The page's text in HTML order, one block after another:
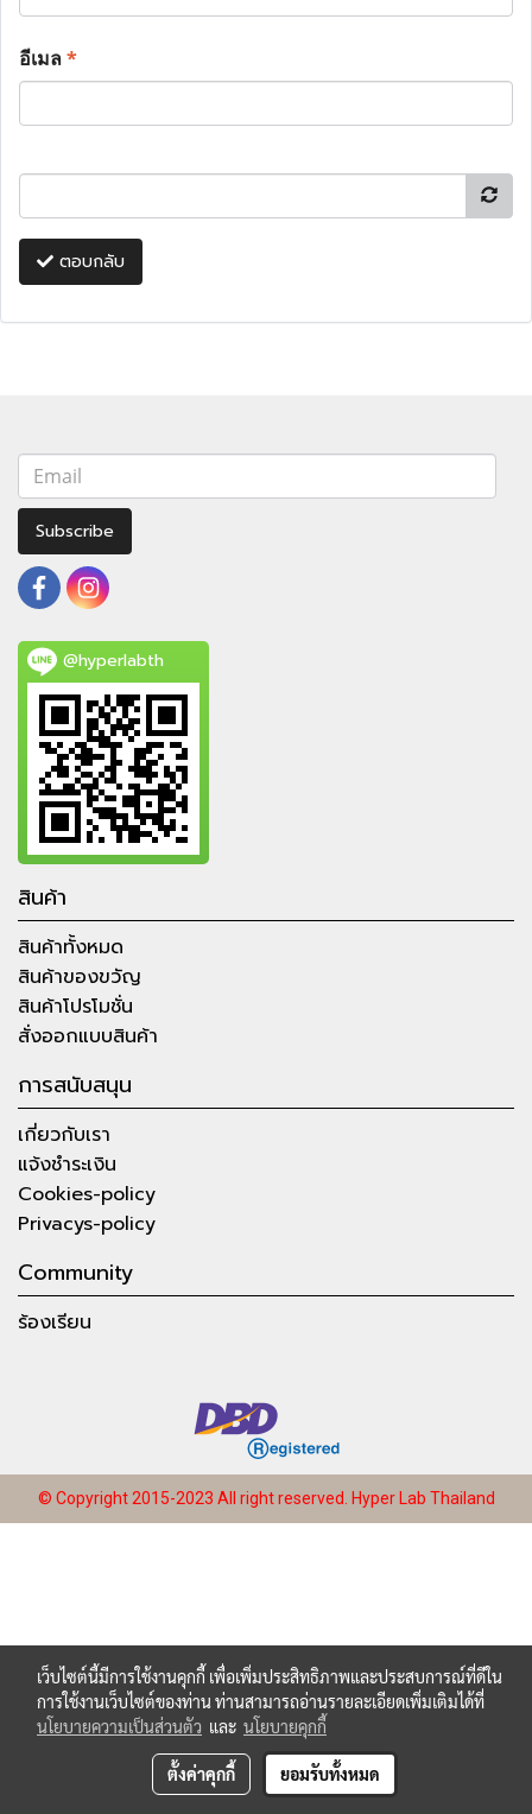
อีเมล*
ตอบกลับ
Subscribe
@hyperlabth
สินค้า
สินค้าทั้งหมด
สินค้าของขวัญ
สินค้าโปรโมชั่น
สั่งออกแบบสินค้า
การสนับสนุน
เกี่ยวกับเรา
แจ้งชำระเงิน
Cookies-policy
Privacys-policy
Community
ร้องเรียน
© Copyright 2015-2023 All right reserved. Hyper Lab Thailand
เว็บไซต์นี้มีการใช้งานคุกกี้ เพื่อเพิ่มประสิทธิภาพและประสบการณ์ที่ดีใน
การใช้งานเว็บไซต์ของท่าน ท่านสามารถอ่านรายละเอียดเพิ่มเติมได้ที่
นโยบายความเป็นส่วนตัว และ นโยบายคุกกี้
ตั้งค่าคุกกี้ ยอมรับทั้งหมด